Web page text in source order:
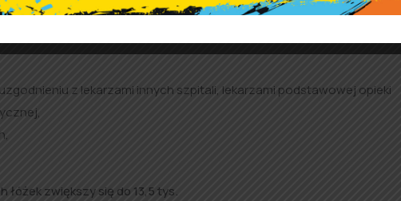
zostaną włączeni w skład wojewódzkich zespołów zarządzania
z lekarzami innych szpitali, lekarzami podstawowej opieki
zwiększy się do 13,5 tys.